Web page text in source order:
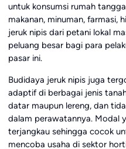
untuk konsumsi rumah
makanan, minuman, farmasi,
jeruk nipis dari petani lokal
peluang besar bagi para
pasar ini.
Budidaya jeruk nipis juga
adaptif di berbagai jenis
datar maupun lereng, dan
dalam perawatannya. Modal
terjangkau sehingga cocok
mencoba usaha di sektor